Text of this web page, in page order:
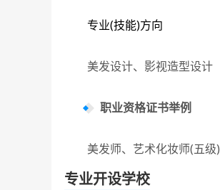
专业(技能)方向
美发设计、影视造型设计
职业资格证书举例
美发师、艺术化妆师(五级)
专业开设学校